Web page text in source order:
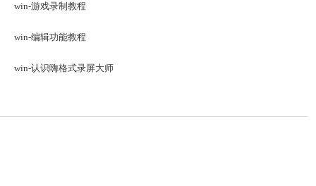
win-游戏录制教程
win-编辑功能教程
win-认识嗨格式录屏大师